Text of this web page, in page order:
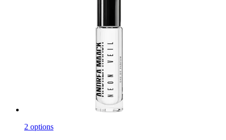
2 options